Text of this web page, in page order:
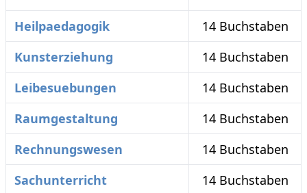
Heilpaedagogik
14 Buchstaben
Kunsterziehung
14 Buchstaben
Leibesuebungen
14 Buchstaben
Raumgestaltung
14 Buchstaben
Rechnungswesen
14 Buchstaben
Sachunterricht
14 Buchstaben